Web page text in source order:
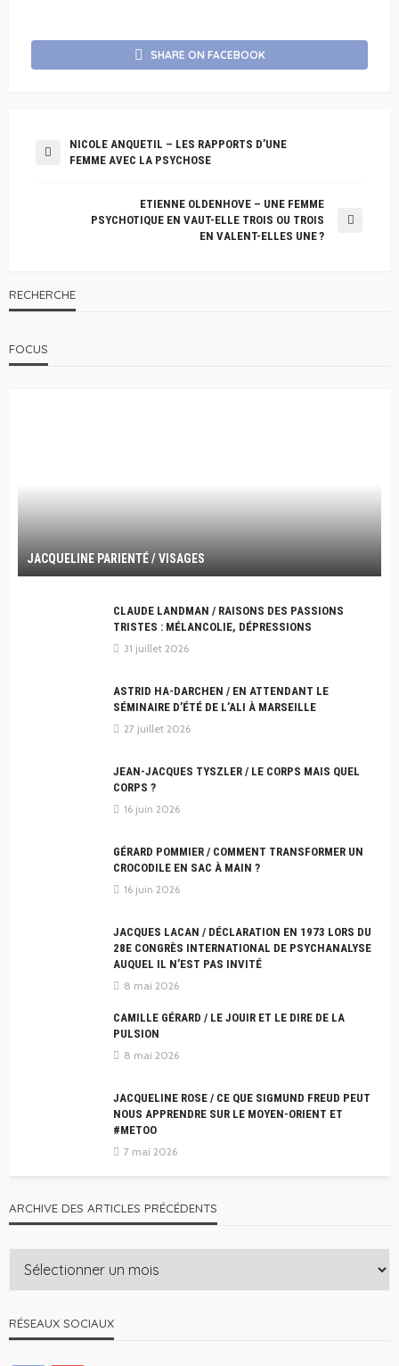
SHARE ON FACEBOOK
NICOLE ANQUETIL – LES RAPPORTS D’UNE
FEMME AVEC LA PSYCHOSE
ETIENNE OLDENHOVE – UNE FEMME
PSYCHOTIQUE EN VAUT-ELLE TROIS OU TROIS
EN VALENT-ELLES UNE ?
RECHERCHE
FOCUS
JACQUELINE PARIENTÉ / VISAGES
CLAUDE LANDMAN / RAISONS DES PASSIONS
TRISTES : MÉLANCOLIE, DÉPRESSIONS
31 juillet 2026
ASTRID HA-DARCHEN / EN ATTENDANT LE
SÉMINAIRE D’ÉTÉ DE L’ALI À MARSEILLE
27 juillet 2026
JEAN-JACQUES TYSZLER / LE CORPS MAIS QUEL
CORPS ?
16 juin 2026
GÉRARD POMMIER / COMMENT TRANSFORMER UN
CROCODILE EN SAC À MAIN ?
16 juin 2026
JACQUES LACAN / DÉCLARATION EN 1973 LORS DU
28E CONGRÈS INTERNATIONAL DE PSYCHANALYSE
AUQUEL IL N’EST PAS INVITÉ
8 mai 2026
CAMILLE GÉRARD / LE JOUIR ET LE DIRE DE LA
PULSION
8 mai 2026
JACQUELINE ROSE / CE QUE SIGMUND FREUD PEUT
NOUS APPRENDRE SUR LE MOYEN-ORIENT ET
#METOO
7 mai 2026
ARCHIVE DES ARTICLES PRÉCÉDENTS
RÉSEAUX SOCIAUX